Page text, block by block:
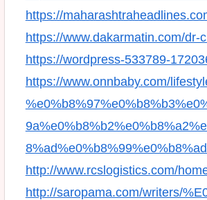
https://
https://www.dakarmatin.com/
https://wordpress-533789-
https://www.onnbaby.com/
http://www.rcslogistics.com/
http://saropama.com/writers/